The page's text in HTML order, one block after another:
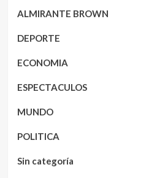
ALMIRANTE BROWN
DEPORTE
ECONOMIA
ESPECTACULOS
MUNDO
POLITICA
Sin categoría